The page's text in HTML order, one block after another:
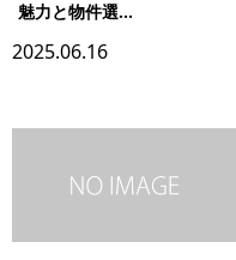
魅力と物件選...
2025.06.16